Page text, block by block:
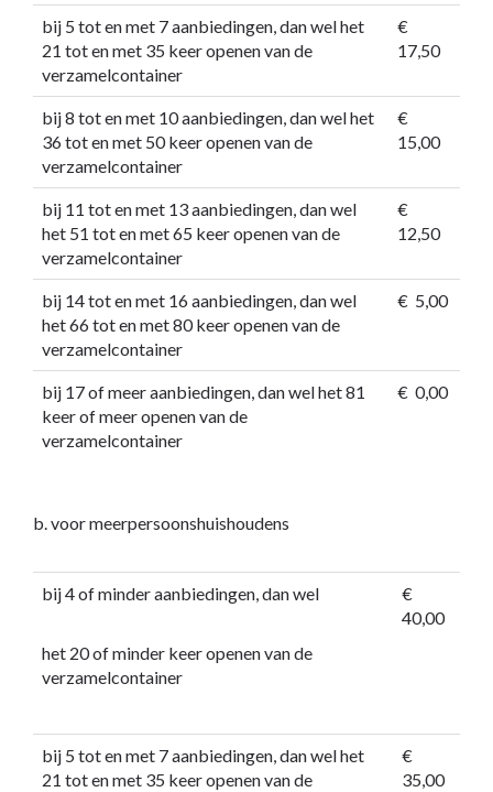
bij 5 tot en met 7 aanbiedingen, dan wel het
21 tot en met 35 keer openen van de
verzamelcontainer
€
17,50
bij 8 tot en met 10 aanbiedingen, dan wel het
36 tot en met 50 keer openen van de
verzamelcontainer
€
15,00
bij 11 tot en met 13 aanbiedingen, dan wel
het 51 tot en met 65 keer openen van de
verzamelcontainer
€
12,50
bij 14 tot en met 16 aanbiedingen, dan wel
het 66 tot en met 80 keer openen van de
verzamelcontainer
€ 5,00
bij 17 of meer aanbiedingen, dan wel het 81
keer of meer openen van de
verzamelcontainer
€ 0,00
b. voor meerpersoonshuishoudens
bij 4 of minder aanbiedingen, dan wel
het 20 of minder keer openen van de
verzamelcontainer
€
40,00
bij 5 tot en met 7 aanbiedingen, dan wel het
21 tot en met 35 keer openen van de
€
35,00